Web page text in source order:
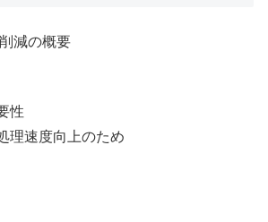
減の概要
性
理速度向上のため